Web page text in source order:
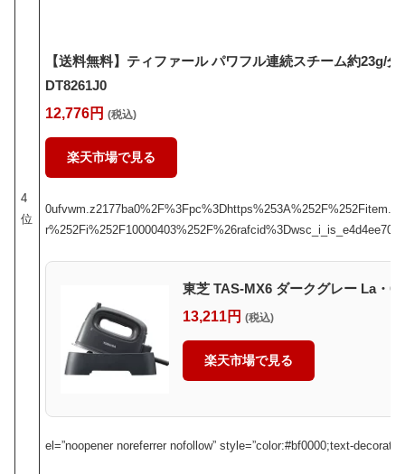
4
位
【送料無料】ティファール パワフル連続スチーム約23g/
DT8261J0
12,776円(税込)
楽天市場で見る
r%252Fi%252F10000403%252F%26rafcid%3Dwsc_i_is_e4d4ee70-
東芝 TAS-MX6 ダークグレー La・
13,211円(税込)
楽天市場で見る
el=”noopener noreferrer nofollow” style=”color:#bf0000;text-